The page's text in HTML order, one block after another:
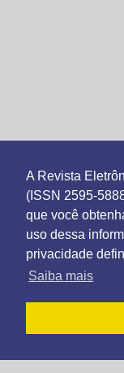
A Revista
(ISSN 2595-
que você
uso dessa
privacidade
Saiba mais